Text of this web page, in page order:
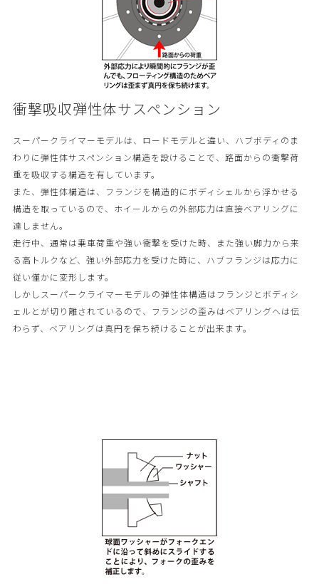
衝撃吸収弾性体サスペンション
スーパークライマーモデルは、ロードモデルと違い、ハブボディのま
わりに弾性体サスペンション構造を設けることで、路面からの衝撃荷
重を吸収する構造を有しています。
また、弾性体構造は、フランジを構造的にボディシェルから浮かせる
構造を取っているので、ホイールからの外部応力は直接ベアリングに
達しません。
走行中、通常は乗車荷重や強い衝撃を受けた時、また強い脚力から来
る高トルクなど、強い外部応力を受けた時に、ハブフランジは応力に
従い僅かに変形します。
しかしスーパークライマーモデルの弾性体構造はフランジとボディシ
ェルとが切り離されているので、フランジの歪みはベアリングへは伝
わらず、ベアリングは真円を保ち続けることが出来ます。